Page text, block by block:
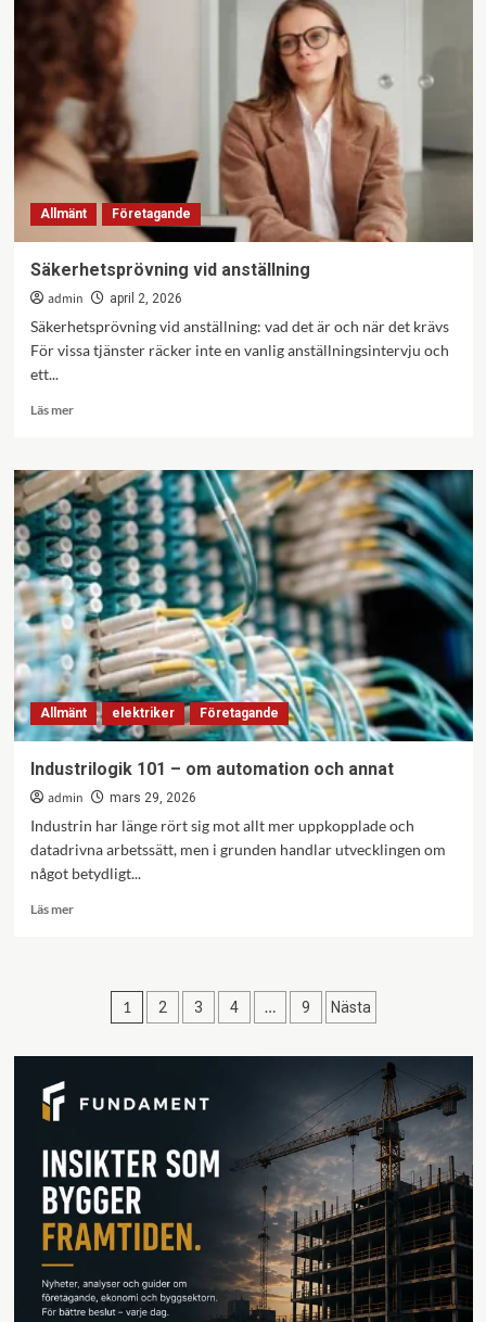
separation
när
samboskapet
tar
slut
Allmänt Företagande
Säkerhetsprövning vid anställning
admin april 2, 2026
Säkerhetsprövning vid anställning: vad det är och när det krävs
För vissa tjänster räcker inte en vanlig anställningsintervju och
ett...
Läs merLäs
Säkerhetsprövning
vid
anställning
Allmänt elektriker Företagande
Industrilogik 101 – om automation och annat
admin mars 29, 2026
Industrin har länge rört sig mot allt mer uppkopplade och
datadrivna arbetssätt, men i grunden handlar utvecklingen om
något betydligt...
Läs merLäs
Sidnumrering
1 2 3 4 … 9 Nästa